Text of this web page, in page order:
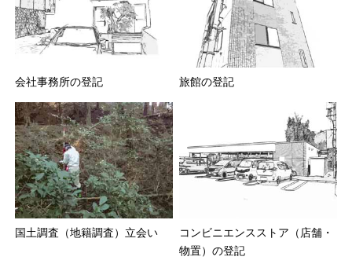
会社事務所の登記 旅館の登記
国土調査（地籍調査）立会い
コンビニエンスストア（店舗・
物置）の登記